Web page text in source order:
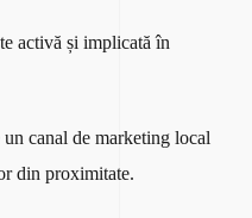
activă și implicată în
canal de marketing local
din proximitate.